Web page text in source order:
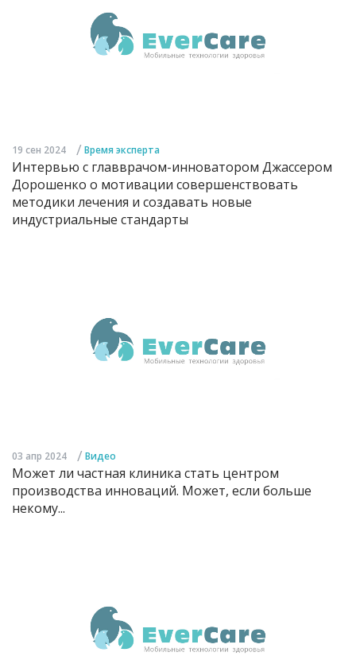
19 сен 2024 / Время эксперта
Интервью с главврачом-инноватором Джассером
Дорошенко о мотивации совершенствовать
методики лечения и создавать новые
индустриальные стандарты
03 апр 2024 / Видео
Может ли частная клиника стать центром
производства инноваций. Может, если больше
некому...